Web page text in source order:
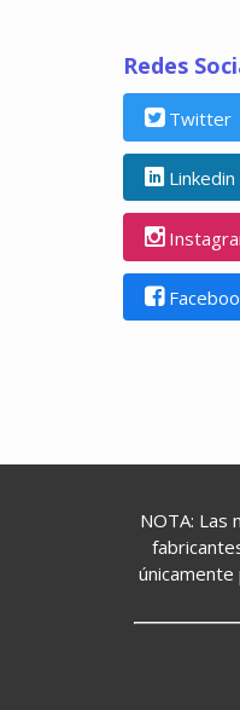
Redes
Twitter
Linkedin
NOTA: Las